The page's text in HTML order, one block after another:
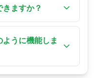
ロード、「G」グ
ますか？
ロード」を使用し
PNG、GIF。
うに機能しま